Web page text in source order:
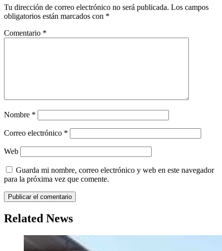
Tu dirección de correo electrónico no será publicada. Los campos
obligatorios están marcados con *
Comentario *
Nombre *
Correo electrónico *
Web
Guarda mi nombre, correo electrónico y web en este navegador
para la próxima vez que comente.
Related News